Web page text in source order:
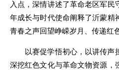
入点，深情讲述了革命老区军
年成长与时代使命阐释了沂蒙精
青春之声回望峥嵘岁月、传递红
以赛促学悟初心，以讲传声
深挖红色文化与革命文物资源，